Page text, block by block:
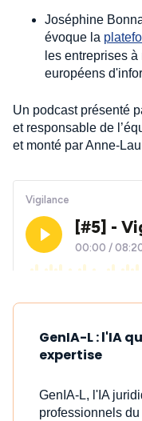
Joséphine
évoque la
les entreprises
européens
Un podcast présenté
et responsable de
et monté par Anne-
GenIA-L : l'IA
expertise
GenIA-L, l'IA
professionnels